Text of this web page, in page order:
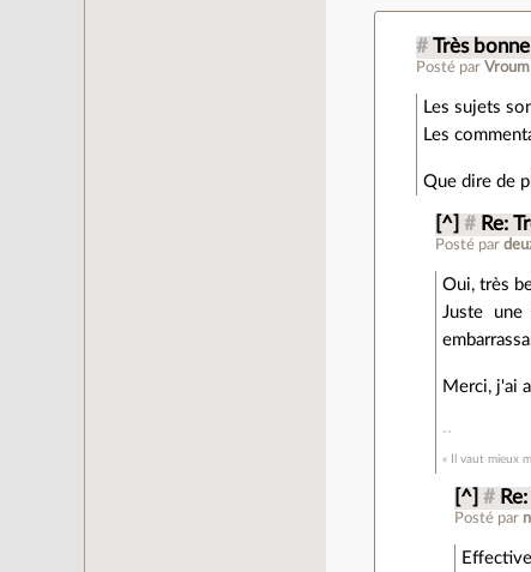
# Très
Posté parVroum
Les sujets
Les
Que dire de
[^] # Re:
Posté par
Oui, très
Juste
Merci, j'ai
« Il vaut mieux
[^] #
Posté par